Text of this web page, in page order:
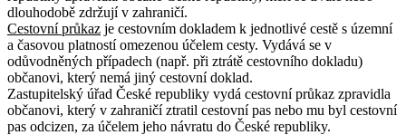
dlouhodobě zdržují v zahraničí.
Cestovní průkaz je cestovním dokladem k jednotlivé cestě s územní
a časovou platností omezenou účelem cesty. Vydává se v
odůvodněných případech (např. při ztrátě cestovního dokladu)
občanovi, který nemá jiný cestovní doklad.
Zastupitelský úřad České republiky vydá cestovní průkaz zpravidla
občanovi, který v zahraničí ztratil cestovní pas nebo mu byl cestovní
pas odcizen, za účelem jeho návratu do České republiky.